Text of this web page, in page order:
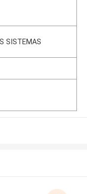
SISTEMAS